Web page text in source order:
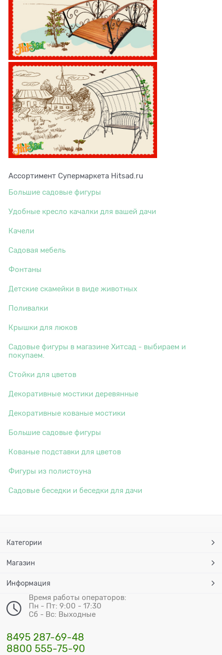
Ассортимент Супермаркета Hitsad.ru
Большие садовые фигуры
Удобные кресло качалки для вашей дачи
Качели
Садовая мебель
Фонтаны
Детские скамейки в виде животных
Поливалки
Крышки для люков
Садовые фигуры в магазине Хитсад - выбираем и
покупаем.
Стойки для цветов
Декоративные мостики деревянные
Декоративные кованые мостики
Большие садовые фигуры
Кованые подставки для цветов
Фигуры из полистоуна
Садовые беседки и беседки для дачи
Категории
Магазин
Информация
Время работы операторов:
Пн - Пт: 9:00 - 17:30
Сб - Вс: Выходные
8495 287-69-48
8800 555-75-90